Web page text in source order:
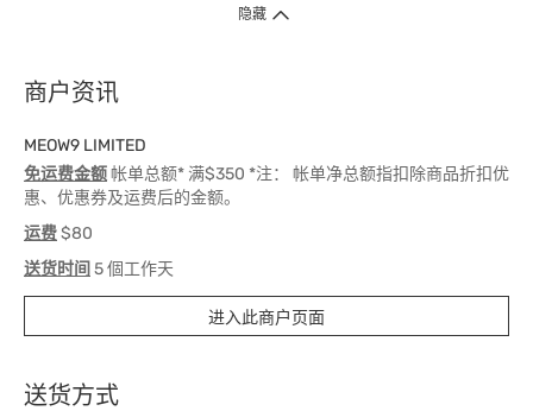
隐藏
商户资讯
MEOW9 LIMITED
免运费金额帐单总额* 满$350 *注： 帐单净总额指扣除商品折扣优
惠、优惠券及运费后的金额。
运费$80
送货时间 5 個工作天
进入此商户页面
送货方式